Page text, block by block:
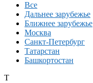
Все
Дальнее зарубежье
Ближнее зарубежье
Москва
Санкт-Петербург
Татарстан
Башкортостан
Т